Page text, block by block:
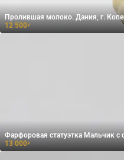
Пролившая молоко. Дания, г.
12 500₽
Фарфоровая статуэтка Мальчик
13 000₽